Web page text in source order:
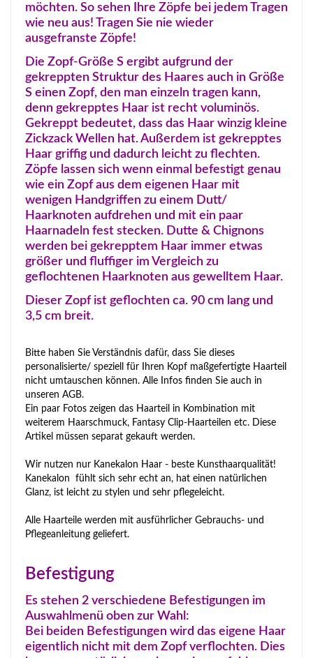
möchten. So sehen Ihre Zöpfe bei jedem Tragen
wie neu aus! Tragen Sie nie wieder
ausgefranste Zöpfe!
Die Zopf-Größe S ergibt aufgrund der
gekreppten Struktur des Haares auch in Größe
S einen Zopf, den man einzeln tragen kann,
denn gekrepptes Haar ist recht voluminös.
Gekreppt bedeutet, dass das Haar winzig kleine
Zickzack Wellen hat. Außerdem ist gekrepptes
Haar griffig und dadurch leicht zu flechten.
Zöpfe lassen sich wenn einmal befestigt genau
wie ein Zopf aus dem eigenen Haar mit
wenigen Handgriffen zu einem Dutt/
Haarknoten aufdrehen und mit ein paar
Haarnadeln fest stecken. Dutte & Chignons
werden bei gekrepptem Haar immer etwas
größer und fluffiger im Vergleich zu
geflochtenen Haarknoten aus gewelltem Haar.
Dieser Zopf ist geflochten ca. 90 cm lang und
3,5 cm breit.
Bitte haben Sie Verständnis dafür, dass Sie dieses
personalisierte/ speziell für Ihren Kopf maßgefertigte Haarteil
nicht umtauschen können. Alle Infos finden Sie auch in
unseren AGB.
Ein paar Fotos zeigen das Haarteil in Kombination mit
weiterem Haarschmuck, Fantasy Clip-Haarteilen etc. Diese
Artikel müssen separat gekauft werden.
Wir nutzen nur Kanekalon Haar - beste Kunsthaarqualität!
Kanekalon fühlt sich sehr echt an, hat einen natürlichen
Glanz, ist leicht zu stylen und sehr pflegeleicht.
Alle Haarteile werden mit ausführlicher Gebrauchs- und
Pflegeanleitung geliefert.
Befestigung
Es stehen 2 verschiedene Befestigungen im
Auswahlmenü oben zur Wahl:
Bei beiden Befestigungen wird das eigene Haar
eigentlich nicht mit dem Zopf verflochten. Dies